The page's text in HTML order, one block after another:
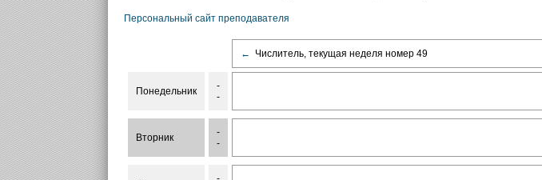
Персональный сайт преподавателя
← Числитель, текущая неделя номер 49
Понедельник
-
-
Вторник
-
-